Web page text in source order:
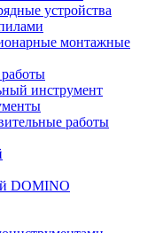
устройства
монтажные
инструмент
работы
DOMINO